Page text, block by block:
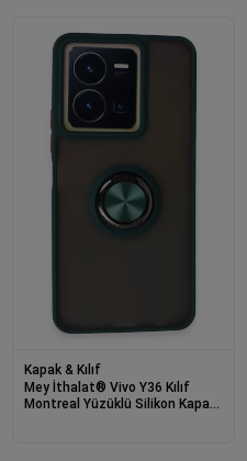
Kapak & Kılıf
Mey İthalat® Vivo Y36 Kılıf
Montreal Yüzüklü Silikon Kapak